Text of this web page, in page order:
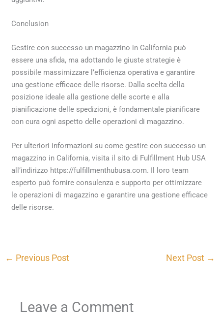
Conclusion
Gestire con successo un magazzino in California può
essere una sfida, ma adottando le giuste strategie è
possibile massimizzare l’efficienza operativa e garantire
una gestione efficace delle risorse. Dalla scelta della
posizione ideale alla gestione delle scorte e alla
pianificazione delle spedizioni, è fondamentale pianificare
con cura ogni aspetto delle operazioni di magazzino.
Per ulteriori informazioni su come gestire con successo un
magazzino in California, visita il sito di Fulfillment Hub USA
all’indirizzo https://fulfillmenthubusa.com. Il loro team
esperto può fornire consulenza e supporto per ottimizzare
le operazioni di magazzino e garantire una gestione efficace
delle risorse.
← Previous Post Next Post →
Leave a Comment